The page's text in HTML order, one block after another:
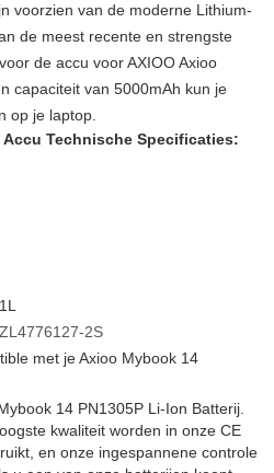
voorzien van de moderne Lithium-
de meest recente en strengste
de accu voor AXIOO Axioo
capaciteit van 5000mAh kun je
op je laptop.
Accu Technische Specificaties:
ZL4776127-2S
met je Axioo Mybook 14
14 PN1305P Li-Ion Batterij.
kwaliteit worden in onze CE
en onze ingespannene controle